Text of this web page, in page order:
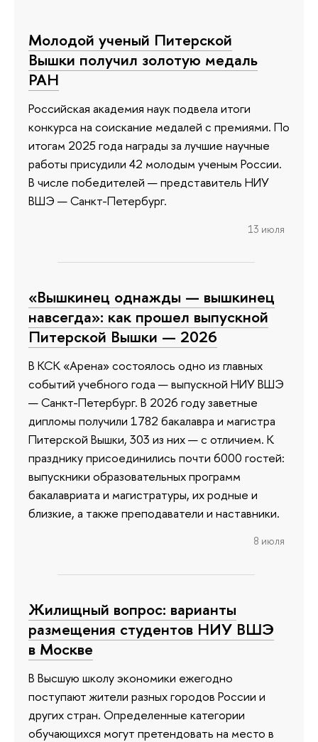
Молодой ученый Питерской
Вышки получил золотую медаль
РАН
Российская академия наук подвела итоги
конкурса на соискание медалей с премиями. По
итогам 2025 года награды за лучшие научные
работы присудили 42 молодым ученым России.
В числе победителей — представитель НИУ
ВШЭ — Санкт-Петербург.
13 июля
«Вышкинец однажды — вышкинец
навсегда»: как прошел выпускной
Питерской Вышки — 2026
В КСК «Арена» состоялось одно из главных
событий учебного года — выпускной НИУ ВШЭ
— Санкт-Петербург. В 2026 году заветные
дипломы получили 1782 бакалавра и магистра
Питерской Вышки, 303 из них — с отличием. К
празднику присоединились почти 6000 гостей:
выпускники образовательных программ
бакалавриата и магистратуры, их родные и
близкие, а также преподаватели и наставники.
8 июля
Жилищный вопрос: варианты
размещения студентов НИУ ВШЭ
в Москве
В Высшую школу экономики ежегодно
поступают жители разных городов России и
других стран. Определенные категории
обучающихся могут претендовать на место в